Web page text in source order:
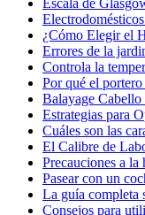
¿Cómo Elegir el
Errores de la
Controla la
Por qué el
Balayage
Estrategias para
Cuáles son las
El Calibre de
Precauciones a la
Pasear con un
La guía completa
Consejos para